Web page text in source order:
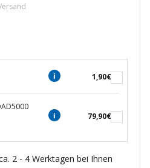
1,90€
79,90€
2 - 4 Werktagen bei Ihnen